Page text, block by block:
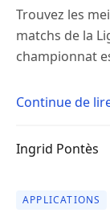
Trouvez les
matchs de la
championnat
Continue de
Ingrid Pontès
APPLICATIONS